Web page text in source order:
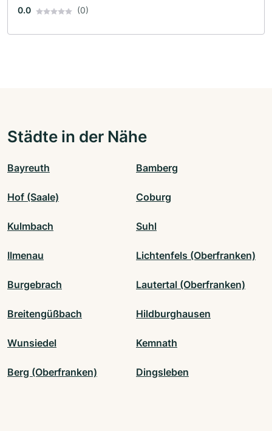
0.0 (0)
Städte in der Nähe
Bayreuth Bamberg
Hof (Saale) Coburg
Kulmbach Suhl
Ilmenau Lichtenfels (Oberfranken)
Burgebrach Lautertal (Oberfranken)
Breitengüßbach Hildburghausen
Wunsiedel Kemnath
Berg (Oberfranken) Dingsleben